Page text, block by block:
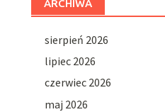
ARCHIWA
sierpień 2026
lipiec 2026
czerwiec 2026
maj 2026